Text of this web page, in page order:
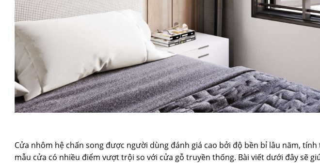
Cửa nhôm hệ chấn song được người dùng đánh giá cao bởi độ bền bỉ lâu năm,
mẫu cửa có nhiều điểm vượt trội so với cửa gỗ truyền thống. Bài viết dưới đây sẽ